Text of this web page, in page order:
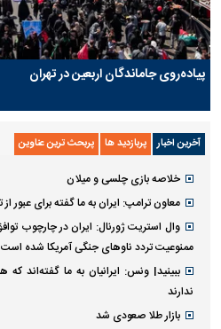
پیاده‌روی جاماندگان اربعین در تهران
آخرین اخبار پربازدید ها پربحث ترین عناوین
خلاصه بازی چلسی و میلان
معاون ترامپ: ایران به ما گفته برای عبور
وال استریت ژورنال: ایران در چارچوب
ممنوعیت تردد ناو‌های جنگی آمریکا شده است
ببینید| ونس: ایرانیان به ما گفته‌اند
ندارند
بازار طلا صعودی شد